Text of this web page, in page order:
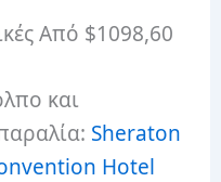
Από $1098,60
και
Sheraton
Hotel